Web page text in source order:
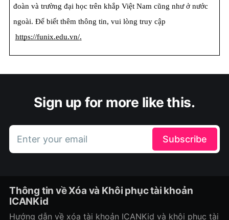
đoàn và trường đại học trên khắp Việt Nam cũng như ở nước
ngoài. Để biết thêm thông tin, vui lòng truy cập
https://funix.edu.vn/.
Sign up for more like this.
Enter your email Subscribe
Thông tin về Xóa và Khôi phục tài khoản
ICANKid
Hướng dẫn về xóa tài khoản ICANKid và khôi phục tài